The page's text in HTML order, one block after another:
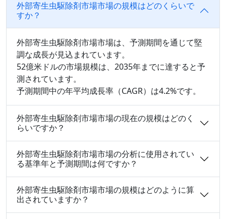
外部寄生虫駆除剤市場市場の規模はどのくらいで
すか？
外部寄生虫駆除剤市場市場は、予測期間を通じて堅
調な成長が見込まれています。
52億米ドルの市場規模は、2035年までに達すると予
測されています。
予測期間中の年平均成長率（CAGR）は4.2%です。
外部寄生虫駆除剤市場市場の現在の規模はどのく
らいですか？
外部寄生虫駆除剤市場市場の分析に使用されてい
る基準年と予測期間は何ですか？
外部寄生虫駆除剤市場市場の規模はどのように算
出されていますか？